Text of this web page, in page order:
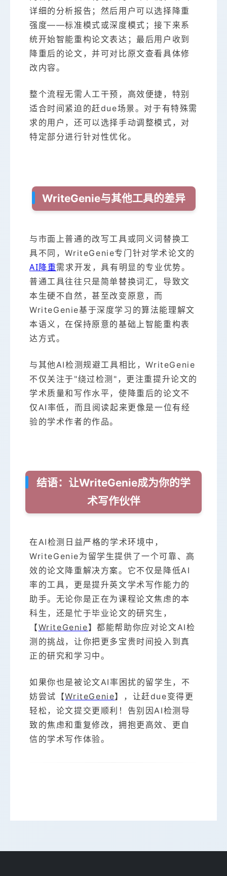
详细的分析报告；然后用户可以选择降重
强度——标准模式或深度模式；接下来系
统开始智能重构论文表达；最后用户收到
降重后的论文，并可对比原文查看具体修
改内容。
整个流程无需人工干预，高效便捷，特别
适合时间紧迫的赶due场景。对于有特殊需
求的用户，还可以选择手动调整模式，对
特定部分进行针对性优化。
WriteGenie与其他工具的差异
与市面上普通的改写工具或同义词替换工
具不同，WriteGenie专门针对学术论文的
AI降重需求开发，具有明显的专业优势。
普通工具往往只是简单替换词汇，导致文
本生硬不自然，甚至改变原意，而
WriteGenie基于深度学习的算法能理解文
本语义，在保持原意的基础上智能重构表
达方式。
与其他AI检测规避工具相比，WriteGenie
不仅关注于"绕过检测"，更注重提升论文的
学术质量和写作水平，使降重后的论文不
仅AI率低，而且阅读起来更像是一位有经
验的学术作者的作品。
结语：让WriteGenie成为你的学
术写作伙伴
在AI检测日益严格的学术环境中，
WriteGenie为留学生提供了一个可靠、高
效的论文降重解决方案。它不仅是降低AI
率的工具，更是提升英文学术写作能力的
助手。无论你是正在为课程论文焦虑的本
科生，还是忙于毕业论文的研究生，
【WriteGenie】都能帮助你应对论文AI检
测的挑战，让你把更多宝贵时间投入到真
正的研究和学习中。
如果你也是被论文AI率困扰的留学生，不
妨尝试【WriteGenie】，让赶due变得更
轻松，论文提交更顺利！告别因AI检测导
致的焦虑和重复修改，拥抱更高效、更自
信的学术写作体验。